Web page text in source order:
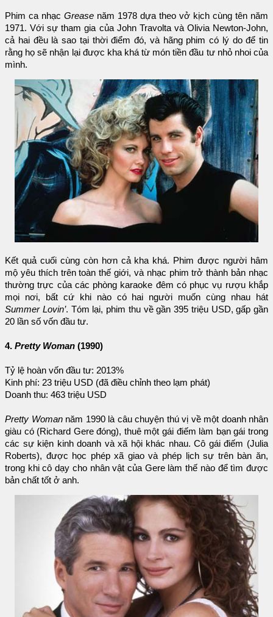
Phim ca nhạc Grease năm 1978 dựa theo vở kịch cùng tên năm
1971. Với sự tham gia của John Travolta và Olivia Newton-John,
cả hai đều là sao tại thời điểm đó, và hãng phim có lý do để tin
rằng họ sẽ nhận lại được kha khá từ món tiền đầu tư nhỏ nhoi của
mình.
Kết quả cuối cùng còn hơn cả kha khá. Phim được người hâm
mộ yêu thích trên toàn thế giới, và nhạc phim trở thành bản nhạc
thường trực của các phòng karaoke đêm có phục vụ rượu khắp
mọi nơi, bất cứ khi nào có hai người muốn cùng nhau hát
Summer Lovin’. Tóm lại, phim thu về gần 395 triệu USD, gấp gần
20 lần số vốn đầu tư.
4. Pretty Woman (1990)
Tỷ lệ hoàn vốn đầu tư: 2013%
Kinh phí: 23 triệu USD (đã điều chỉnh theo lạm phát)
Doanh thu: 463 triệu USD
Pretty Womannăm 1990 là câu chuyện thú vị về một doanh nhân
giàu có (Richard Gere đóng), thuê một gái điếm làm bạn gái trong
các sự kiện kinh doanh và xã hội khác nhau. Cô gái điếm (Julia
Roberts), được học phép xã giao và phép lịch sự trên bàn ăn,
trong khi cô dạy cho nhân vật của Gere làm thế nào để tìm được
bản chất tốt ở anh.